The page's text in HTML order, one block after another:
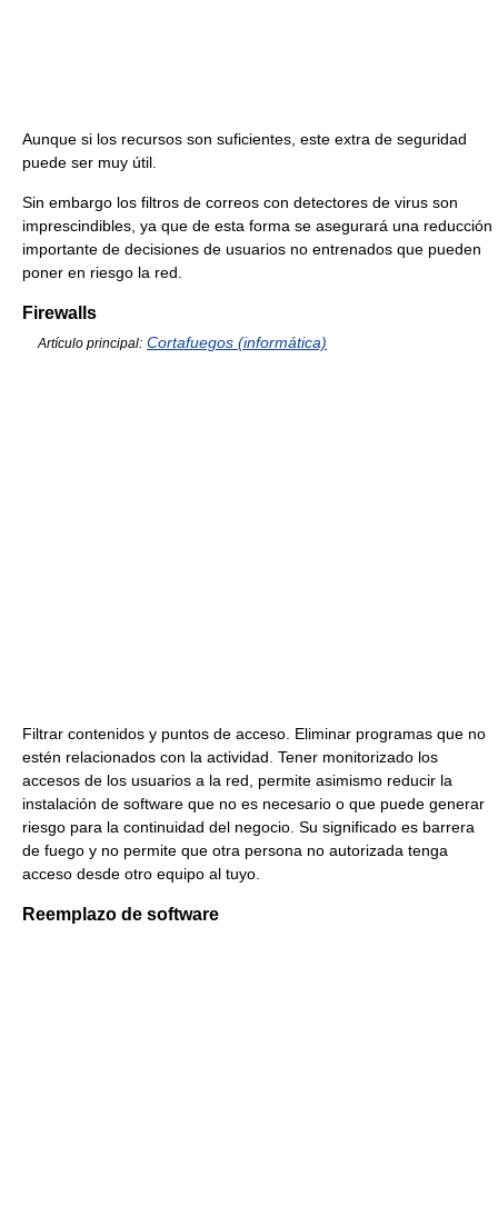
Aunque si los recursos son suficientes, este extra de seguridad
puede ser muy útil.
Sin embargo los filtros de correos con detectores de virus son
imprescindibles, ya que de esta forma se asegurará una reducción
importante de decisiones de usuarios no entrenados que pueden
poner en riesgo la red.
Firewalls
Artículo principal: Cortafuegos (informática)
Filtrar contenidos y puntos de acceso. Eliminar programas que no
estén relacionados con la actividad. Tener monitorizado los
accesos de los usuarios a la red, permite asimismo reducir la
instalación de software que no es necesario o que puede generar
riesgo para la continuidad del negocio. Su significado es barrera
de fuego y no permite que otra persona no autorizada tenga
acceso desde otro equipo al tuyo.
Reemplazo de software